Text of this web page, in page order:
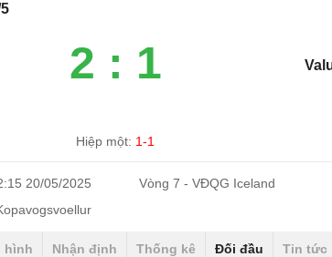
2 : 1
Hiệp một: 1-1
20/05/2025
Vòng 7 - VĐQG Iceland
hình Nhận định Thống kê Đối đầu Tin tức